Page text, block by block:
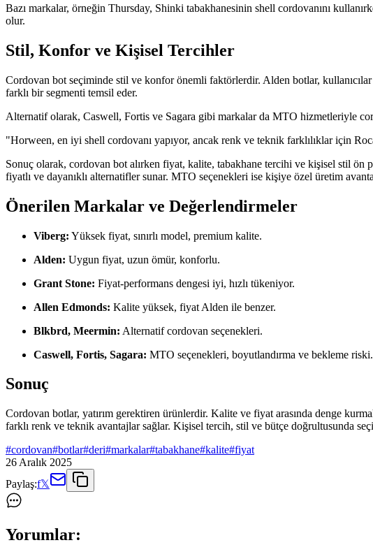
Bazı markalar, örneğin Thursday, Shinki tabakhanesinin shell cordovanını
olur.
Stil, Konfor ve Kişisel Tercihler
Cordovan bot seçiminde stil ve konfor önemli faktörlerdir. Alden botlar,
farklı bir segmenti temsil eder.
Alternatif olarak, Caswell, Fortis ve Sagara gibi markalar da MTO hizmetleriyle
"Horween, en iyi shell cordovanı yapıyor, ancak renk ve teknik farklılıklar için
Sonuç olarak, cordovan bot alırken fiyat, kalite, tabakhane tercihi ve kişisel stil ön
fiyatlı ve dayanıklı alternatifler sunar. MTO seçenekleri ise kişiye özel üretim
Önerilen Markalar ve Değerlendirmeler
Viberg: Yüksek fiyat, sınırlı model, premium kalite.
Alden: Uygun fiyat, uzun ömür, konforlu.
Grant Stone: Fiyat-performans dengesi iyi, hızlı tükeniyor.
Allen Edmonds: Kalite yüksek, fiyat Alden ile benzer.
Blkbrd, Meermin: Alternatif cordovan seçenekleri.
Caswell, Fortis, Sagara: MTO seçenekleri, boyutlandırma ve bekleme riski.
Sonuç
Cordovan botlar, yatırım gerektiren ürünlerdir. Kalite ve fiyat arasında denge
farklı renk ve teknik avantajlar sağlar. Kişisel tercih, stil ve bütçe doğrultusunda
#cordovan#botlar#deri#markalar#tabakhane#kalite#fiyat
26 Aralık 2025
Paylaş:f𝕏
Yorumlar: